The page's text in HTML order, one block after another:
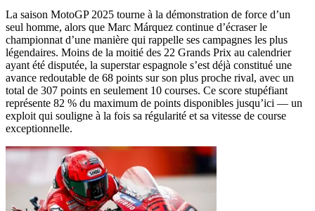
La saison MotoGP 2025 tourne à la démonstration de force d’un
seul homme, alors que Marc Márquez continue d’écraser le
championnat d’une manière qui rappelle ses campagnes les plus
légendaires. Moins de la moitié des 22 Grands Prix au calendrier
ayant été disputée, la superstar espagnole s’est déjà constitué une
avance redoutable de 68 points sur son plus proche rival, avec un
total de 307 points en seulement 10 courses. Ce score stupéfiant
représente 82 % du maximum de points disponibles jusqu’ici — un
exploit qui souligne à la fois sa régularité et sa vitesse de course
exceptionnelle.